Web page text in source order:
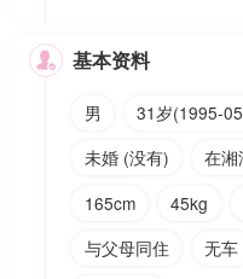
 基本资料
男 31岁(1995-
未婚 (没有)
在湘
165cm
45kg
与父母同住
无车